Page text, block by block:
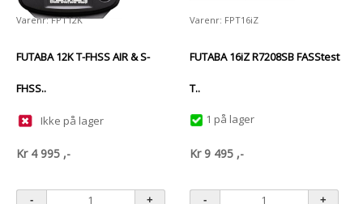
Varenr: FPT12K
FUTABA 12K T-FHSS AIR & S-
FHSS..
Ikke på lager
Kr 4 995 ,-
Varenr: FPT16iZ
FUTABA 16iZ R7208SB FASStest
T..
1 på lager
Kr 9 495 ,-